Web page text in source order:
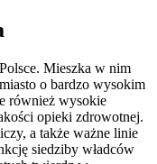
Mieszka w nim
o bardzo wysokim
również wysokie
opieki zdrowotnej.
a także ważne linie
siedziby władców